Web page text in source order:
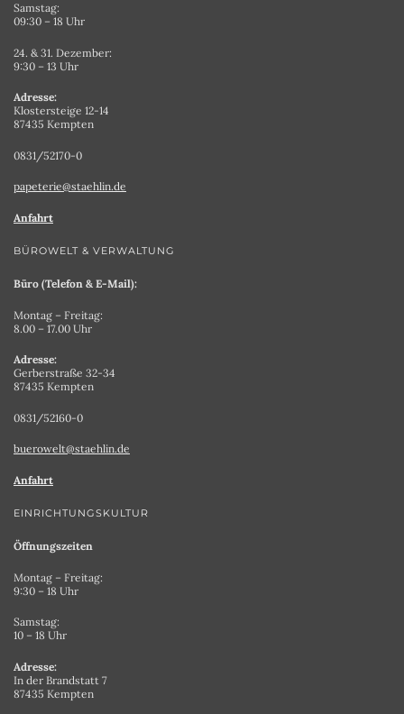
Samstag:
09:30 – 18 Uhr
24. & 31. Dezember:
9:30 – 13 Uhr
Adresse:
Klostersteige 12-14
87435 Kempten
0831/52170-0
papeterie@staehlin.de
Anfahrt
BÜROWELT & VERWALTUNG
Büro (Telefon & E-Mail):
Montag – Freitag:
8.00 – 17.00 Uhr
Adresse:
Gerberstraße 32-34
87435 Kempten
0831/52160-0
buerowelt@staehlin.de
Anfahrt
EINRICHTUNGSKULTUR
Öffnungszeiten
Montag – Freitag:
9:30 – 18 Uhr
Samstag:
10 – 18 Uhr
Adresse:
In der Brandstatt 7
87435 Kempten